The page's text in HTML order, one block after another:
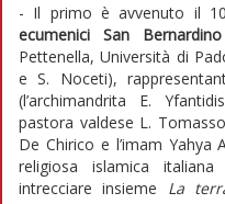
- Il primo è avvenuto il
ecumenici San
Pettenella, Università di
e S. Noceti),
(l’archimandrita E.
pastora valdese L.
De Chirico e l’imam Yahya
religiosa islamica
intrecciare insieme La